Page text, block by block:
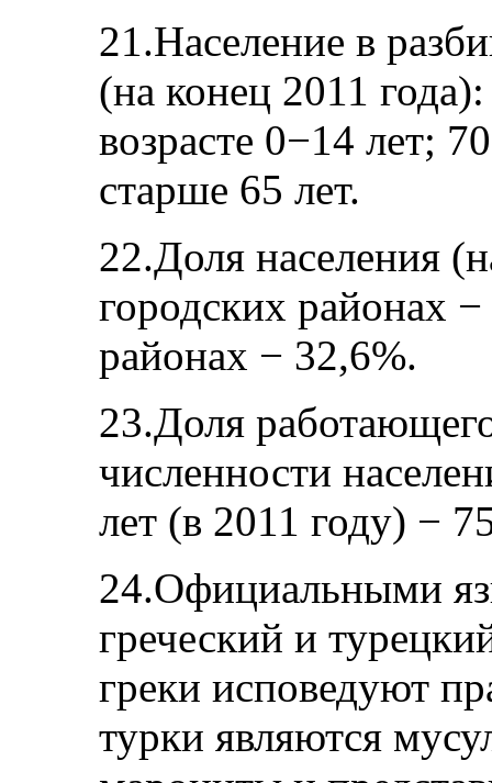
21.Население в
(на конец 2011
возрасте 0−14 лет;
старше 65 лет.
22.Доля населения
городских районах
районах − 32,6%.
23.Доля
численности
лет (в 2011 году) −
24.Официальными
греческий и
греки исповедуют
турки являются